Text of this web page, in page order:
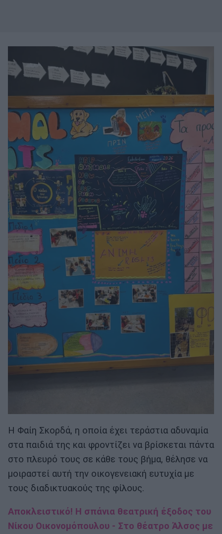
Η Φαίη Σκορδά, η οποία έχει τεράστια αδυναμία
στα παιδιά της και φροντίζει να βρίσκεται πάντα
στο πλευρό τους σε κάθε τους βήμα, θέλησε να
μοιραστεί αυτή την οικογενειακή ευτυχία με
τους διαδικτυακούς της φίλους.
Αποκλειστικό! Η σπάνια θεατρική έξοδος του
Νίκου Οικονομόπουλου - Στο θέατρο Άλσος με